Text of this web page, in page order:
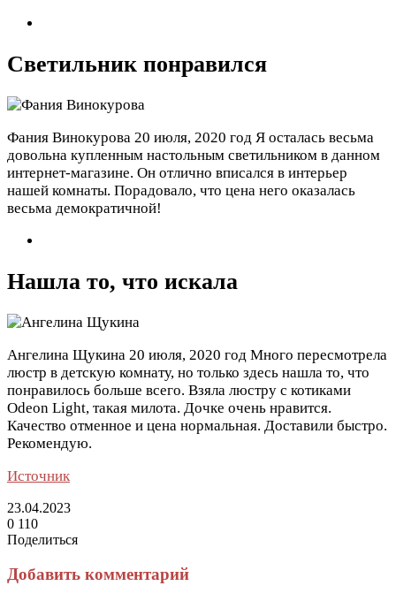
Светильник понравился
Фания Винокурова 20 июля, 2020 год Я осталась весьма
довольна купленным настольным светильником в данном
интернет-магазине. Он отлично вписался в интерьер
нашей комнаты. Порадовало, что цена него оказалась
весьма демократичной!
Нашла то, что искала
Ангелина Щукина 20 июля, 2020 год Много пересмотрела
люстр в детскую комнату, но только здесь нашла то, что
понравилось больше всего. Взяла люстру с котиками
Odeon Light, такая милота. Дочке очень нравится.
Качество отменное и цена нормальная. Доставили быстро.
Рекомендую.
Источник
23.04.2023
0 110
Поделиться
через
электронную
Добавить комментарий